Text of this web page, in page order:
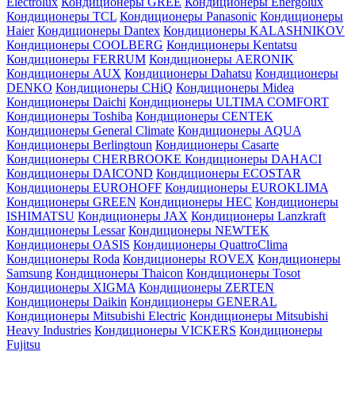
Кондиционеры TCL Кондиционеры Panasonic Кондиционеры
Haier Кондиционеры Dantex Кондиционеры KALASHNIKOV
Кондиционеры СOOLBERG Кондиционеры Kentatsu
Кондиционеры FERRUM Кондиционеры AERONIK
Кондиционеры AUX Кондиционеры Dahatsu Кондиционеры
DENKO Кондиционеры CHiQ Кондиционеры Midea
Кондиционеры Daichi Кондиционеры ULTIMA COMFORT
Кондиционеры Toshiba Кондиционеры CENTEK
Кондиционеры General Climate Кондиционеры AQUA
Кондиционеры Berlingtoun Кондиционеры Casarte
Кондиционеры CHERBROOKE Кондиционеры DAHACI
Кондиционеры DAICOND Кондиционеры ECOSTAR
Кондиционеры EUROHOFF Кондиционеры EUROKLIMA
Кондиционеры GREEN Кондиционеры HEC Кондиционеры
ISHIMATSU Кондиционеры JAX Кондиционеры Lanzkraft
Кондиционеры Lessar Кондиционеры NEWTEK
Кондиционеры OASIS Кондиционеры QuattroClima
Кондиционеры Roda Кондиционеры ROVEX Кондиционеры
Samsung Кондиционеры Thaicon Кондиционеры Tosot
Кондиционеры XIGMA Кондиционеры ZERTEN
Кондиционеры Daikin Кондиционеры GENERAL
Кондиционеры Mitsubishi Electric Кондиционеры Mitsubishi
Heavy Industries Кондиционеры VICKERS Кондиционеры
Fujitsu